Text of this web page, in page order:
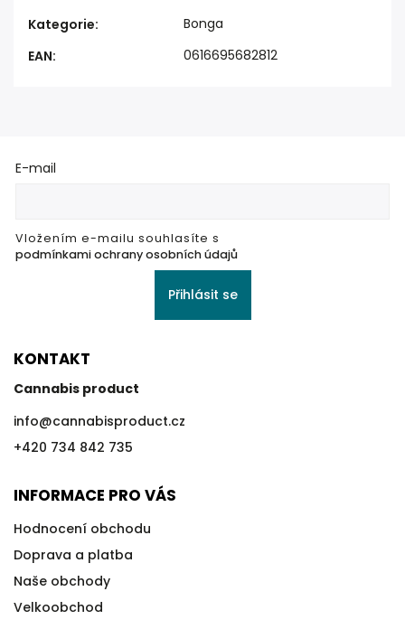
Kategorie:
Bonga
EAN: 0616695682812
E-mail
Vložením e-mailu souhlasíte s
podmínkami ochrany osobních údajů
Přihlásit se
KONTAKT
Cannabis product
info@cannabisproduct.cz
+420 734 842 735
INFORMACE PRO VÁS
Hodnocení obchodu
Doprava a platba
Naše obchody
Velkoobchod